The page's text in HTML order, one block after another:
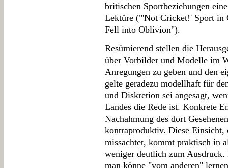
britischen Sportbeziehungen
Lektüre ("'Not Cricket!' Sport in
Fell into Oblivion").
Resümierend stellen die
über Vorbilder und Modelle im
Anregungen zu geben und den
gelte geradezu modellhaft für
und Diskretion sei angesagt,
Landes die Rede ist. Konkrete
Nachahmung des dort
kontraproduktiv. Diese
missachtet, kommt praktisch in
weniger deutlich zum
man könne "vom anderen"